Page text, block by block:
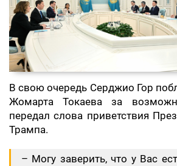
В свою очередь Серджио Гор
Жомарта Токаева за
передал слова приветствия
Трампа.
– Могу заверить, что у Вас